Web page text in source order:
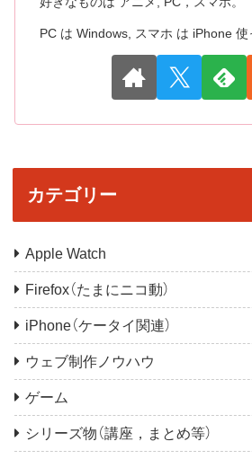
PC は Windows, スマホ は iPhone 使
カテゴリー
Apple Watch
Firefox（たまにニコ動）
iPhone（ケータイ関連）
ウェブ制作ノウハウ
ゲーム
シリーズ物（講座，まとめ等）